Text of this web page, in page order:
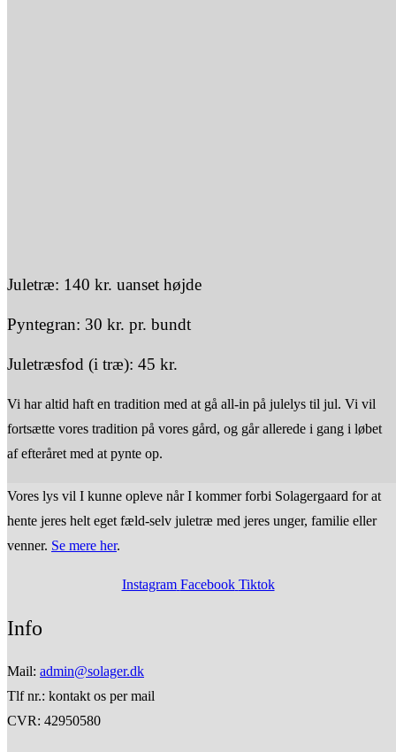
Juletræ: 140 kr. uanset højde
Pyntegran: 30 kr. pr. bundt
Juletræsfod (i træ): 45 kr.
Vi har altid haft en tradition med at gå all-in på julelys til jul. Vi vil
fortsætte vores tradition på vores gård, og går allerede i gang i løbet
af efteråret med at pynte op.
Vores lys vil I kunne opleve når I kommer forbi Solagergaard for at
hente jeres helt eget fæld-selv juletræ med jeres unger, familie eller
venner. Se mere her.
Instagram Facebook Tiktok
Info
Mail: admin@solager.dk
Tlf nr.: kontakt os per mail
CVR: 42950580